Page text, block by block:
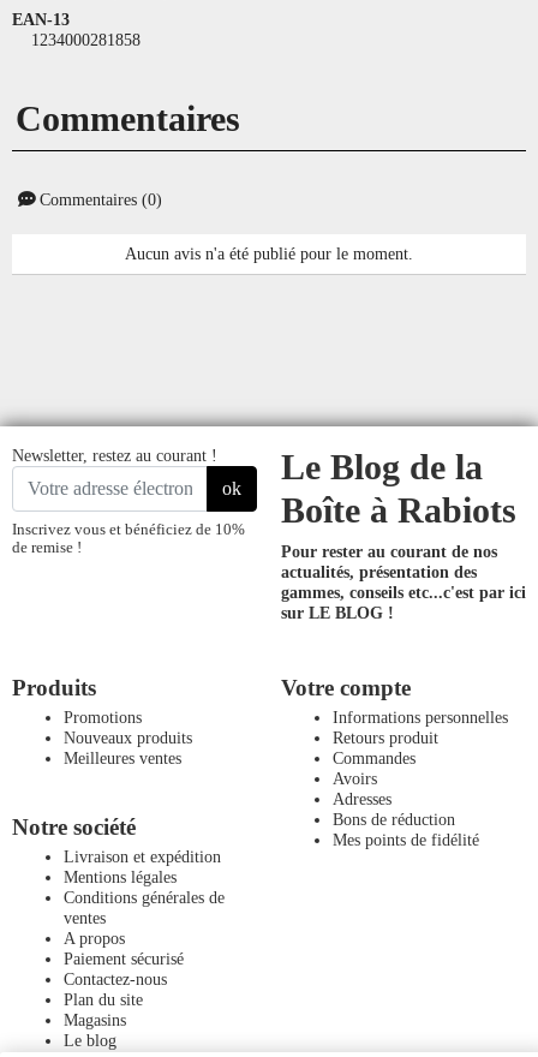
EAN-13
1234000281858
Commentaires
Commentaires (0)
Aucun avis n'a été publié pour le moment.
Newsletter, restez au courant !
ok
Inscrivez vous et bénéficiez de 10%
de remise !
Le Blog de la
Boîte à Rabiots
Pour rester au courant de nos
actualités, présentation des
gammes, conseils etc...c'est par ici
sur LE BLOG !
Produits
Promotions
Nouveaux produits
Meilleures ventes
Notre société
Livraison et expédition
Mentions légales
Conditions générales de
ventes
A propos
Paiement sécurisé
Contactez-nous
Plan du site
Magasins
Le blog
Votre compte
Informations personnelles
Retours produit
Commandes
Avoirs
Adresses
Bons de réduction
Mes points de fidélité